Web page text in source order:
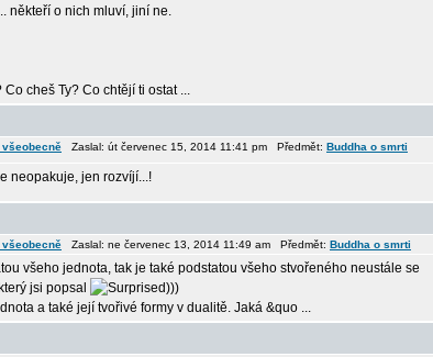
někteří o nich mluví, jiní ne.
Co cheš Ty? Co chtějí ti ostat ...
všeobecně Zaslal: út červenec 15, 2014 11:41 pm Předmět: Buddha o smrti
neopakuje, jen rozvíjí...!
všeobecně Zaslal: ne červenec 13, 2014 11:49 am Předmět: Buddha o smrti
všeho jednota, tak je také podstatou všeho stvořeného neustále se
jsi popsal
)))
a také její tvořivé formy v dualitě. Jaká &quo ...